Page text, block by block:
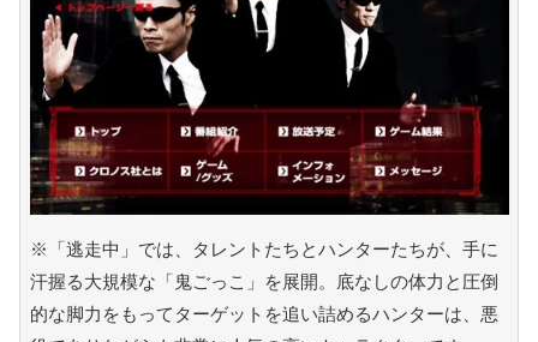
※「逃走中」では、タレントたちとハンターたちが、手に
汗握る大規模な「鬼ごっこ」を展開。底なしの体力と圧倒
的な脚力をもってターゲットを追い詰めるハンターは、悪